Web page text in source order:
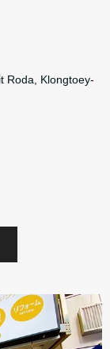
Roda, Klongtoey-